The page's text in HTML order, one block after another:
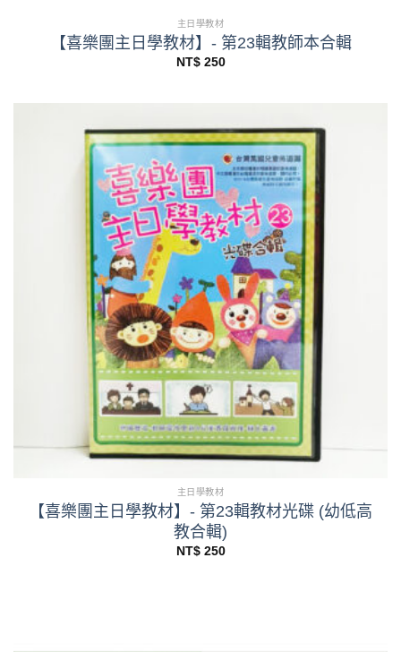
主日學教材
【喜樂團主日學教材】- 第23輯教師本合輯
NT$250
主日學教材
【喜樂團主日學教材】- 第23輯教材光碟 (幼低高
教合輯)
NT$250